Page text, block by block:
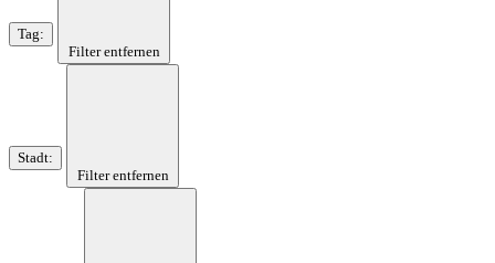
Tag:
Filter entfernen
Stadt:
Filter entfernen